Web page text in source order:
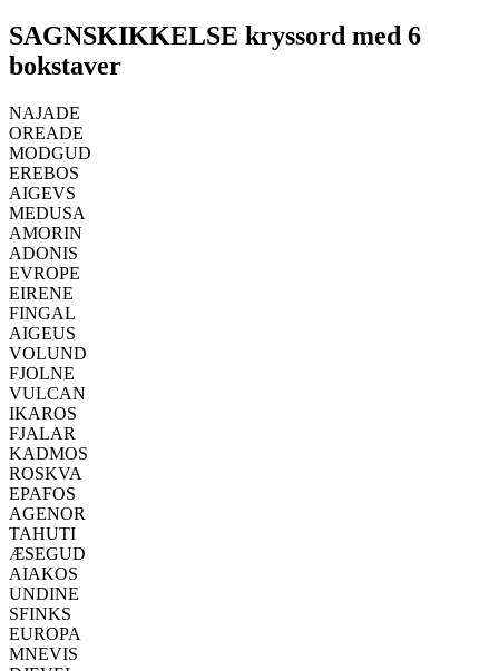
SAGNSKIKKELSE kryssord med 6
bokstaver
NAJADE
OREADE
MODGUD
EREBOS
AIGEVS
MEDUSA
AMORIN
ADONIS
EVROPE
EIRENE
FINGAL
AIGEUS
VOLUND
FJOLNE
VULCAN
IKAROS
FJALAR
KADMOS
ROSKVA
EPAFOS
AGENOR
TAHUTI
ÆSEGUD
AIAKOS
UNDINE
SFINKS
EUROPA
MNEVIS